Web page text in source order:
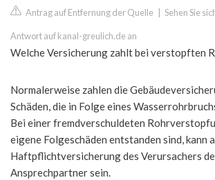
Antrag auf Entfernung der Quelle Sehen Sie
Antwort auf kanal-greulich.de an
Welche Versicherung zahlt bei verstopften
Normalerweise zahlen die
Schäden, die in Folge eines
Bei einer fremdverschuldeten
eigene Folgeschäden entstanden sind, kann
Haftpflichtversicherung des Verursachers
Ansprechpartner sein.